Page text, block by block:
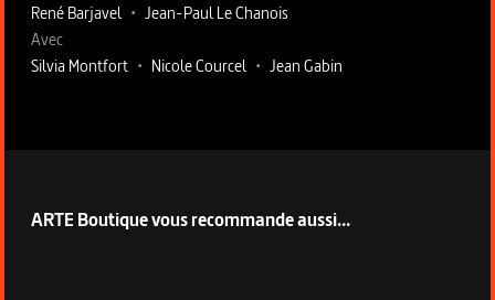
René Barjavel • Jean-Paul Le Chanois
Avec
Silvia Montfort • Nicole Courcel • Jean Gabin
ARTE Boutique vous recommande aussi...